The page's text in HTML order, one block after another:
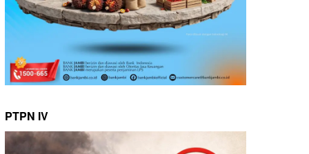
PTPN IV